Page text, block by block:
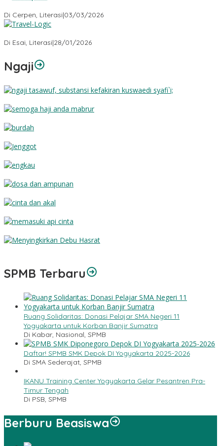
Di Cerpen, Literasi|03/03/2026
Di Esai, Literasi|28/01/2026
Ngaji
SPMB Terbaru
Ruang Solidaritas: Donasi Pelajar SMA Negeri 11
Yogyakarta untuk Korban Banjir Sumatra
Di Kabar, Nasional, SPMB
Daftar! SPMB SMK Depok DI Yogyakarta 2025-2026
Di SMA Sederajat, SPMB
IKANU Training Center Yogyakarta Gelar Pesantren Pra-
Timur Tengah
Di PSB, SPMB
Berburu Beasiswa